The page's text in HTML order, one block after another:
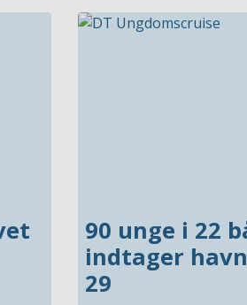
90 unge i 22
indtager
29